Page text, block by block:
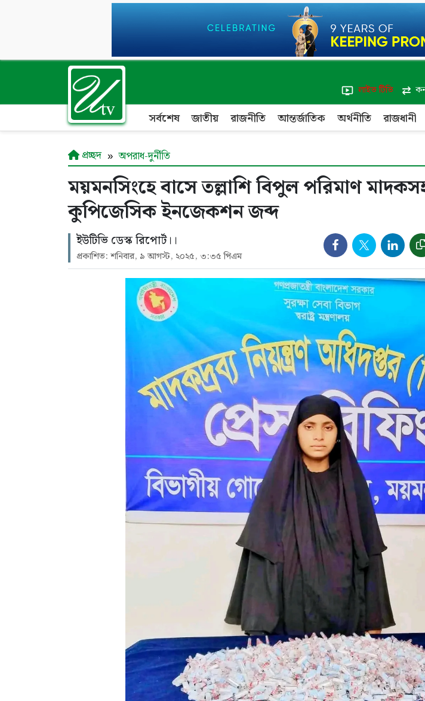
লাইভ টিভি
সর্বশেষ জাতীয় রাজনীতি আন্তর্জাতিক অর্থনীতি রাজধানী
প্রচ্ছদ অপরাধ-দুর্নীতি
ময়মনসিংহে বাসে তল্লাশি বিপুল পরিমাণ
কুপিজেসিক ইনজেকশন জব্দ
ইউটিভি ডেস্ক রিপোর্ট।।
প্রকাশিত: শনিবার, ৯ আগস্ট, ২০২৫, ৩:৩৫ পিএম